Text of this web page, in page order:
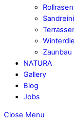
Rollrasen
Zaunbau
NATURA
Gallery
Blog
Jobs
Close Menu